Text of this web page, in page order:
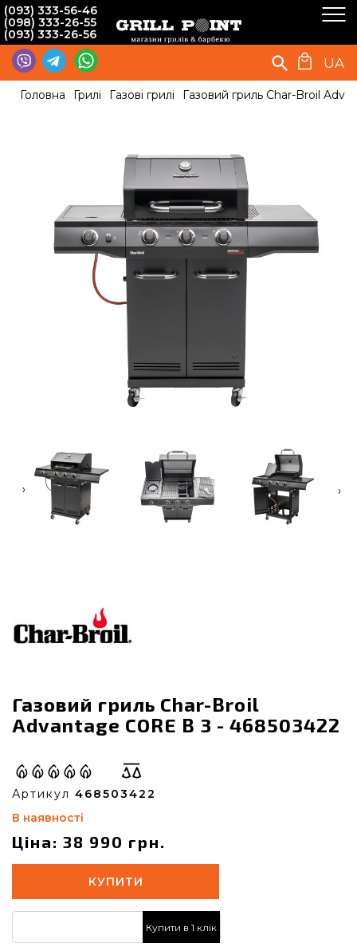
(093) 333-56-46
(098) 333-26-55
(093) 333-26-56
UA
Головна Грилі Газові грилі Газовий гриль Char-Broil
‹ ›
Газовий гриль Char-Broil
Advantage CORE B 3 - 468503422
Артикул 468503422
В наявності
Ціна: 38 990 грн.
КУПИТИ
Купити в 1 клік